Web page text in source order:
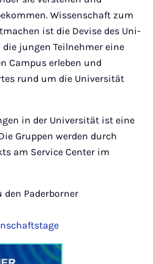
Wissenschaft zum
ist die Devise des Uni-
die jungen Teilnehmer eine
Campus erleben und
rund um die Universität
in der Universität ist eine
Gruppen werden durch
am Service Center im
Paderborner